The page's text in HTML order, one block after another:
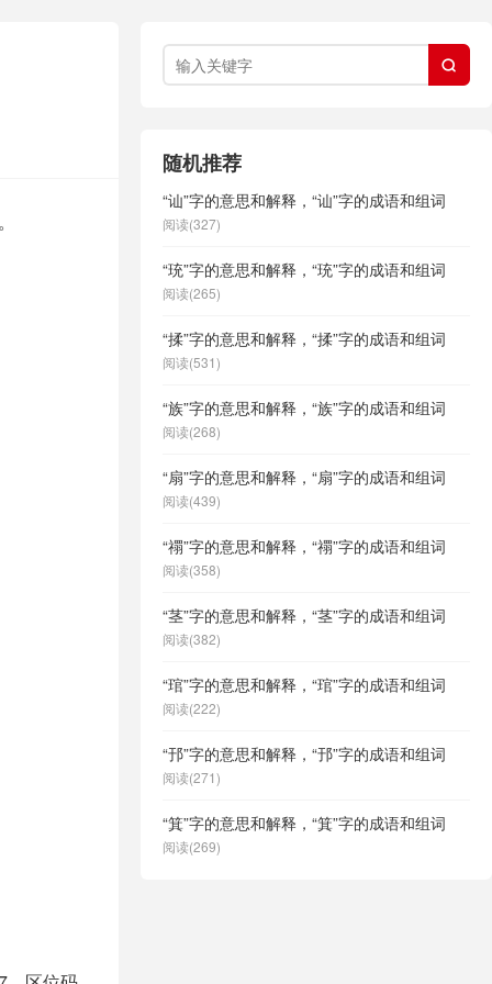

随机推荐
“讪”字的意思和解释，“讪”字的成语和组词
阅读(327)
“珫”字的意思和解释，“珫”字的成语和组词
阅读(265)
“揉”字的意思和解释，“揉”字的成语和组词
阅读(531)
“族”字的意思和解释，“族”字的成语和组词
阅读(268)
“扇”字的意思和解释，“扇”字的成语和组词
阅读(439)
“禤”字的意思和解释，“禤”字的成语和组词
阅读(358)
“茎”字的意思和解释，“茎”字的成语和组词
阅读(382)
“琯”字的意思和解释，“琯”字的成语和组词
阅读(222)
“邘”字的意思和解释，“邘”字的成语和组词
阅读(271)
“箕”字的意思和解释，“箕”字的成语和组词
阅读(269)